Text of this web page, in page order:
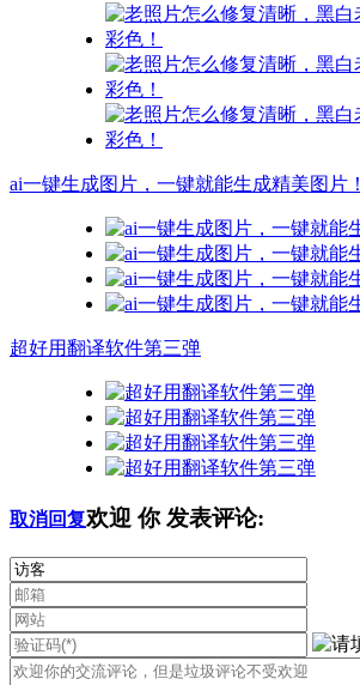
ai一键生成图片，一键就能生成精美图片！
超好用翻译软件第三弹
取消回复欢迎 你发表评论: